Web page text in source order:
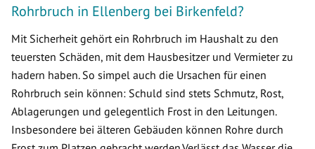
Rohrbruch in Ellenberg bei Birkenfeld?
Mit Sicherheit gehört ein Rohrbruch im Haushalt zu den
teuersten Schäden, mit dem Hausbesitzer und Vermieter zu
hadern haben. So simpel auch die Ursachen für einen
Rohrbruch sein können: Schuld sind stets Schmutz, Rost,
Ablagerungen und gelegentlich Frost in den Leitungen.
Insbesondere bei älteren Gebäuden können Rohre durch